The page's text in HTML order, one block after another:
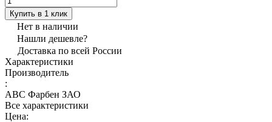
Купить в 1 клик
Нет в наличии
Нашли дешевле?
Доставка по всей России
Характеристики
Производитель
:
АВС Фарбен ЗАО
Все характеристики
Цена: